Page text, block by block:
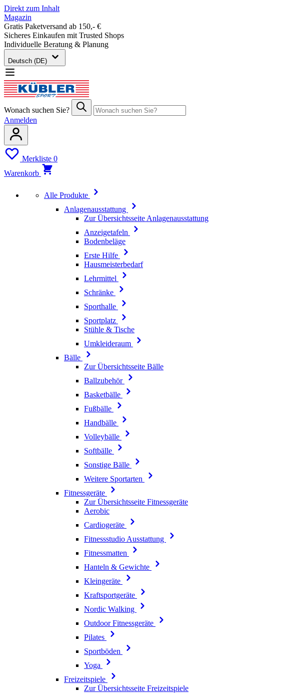
Direkt zum Inhalt
Magazin
Gratis Paketversand ab 150,- €
Sicheres Einkaufen mit Trusted Shops
Individuelle Beratung & Planung
Deutsch (DE)
Wonach suchen Sie?
Anmelden
Merkliste 0
Warenkorb
Alle Produkte
Anlagenausstattung
Zur Übersichtsseite Anlagenausstattung
Anzeigetafeln
Bodenbeläge
Erste Hilfe
Hausmeisterbedarf
Lehrmittel
Schränke
Sporthalle
Sportplatz
Stühle & Tische
Umkleideraum
Bälle
Zur Übersichtsseite Bälle
Ballzubehör
Basketbälle
Fußbälle
Handbälle
Volleybälle
Softbälle
Sonstige Bälle
Weitere Sportarten
Fitnessgeräte
Zur Übersichtsseite Fitnessgeräte
Aerobic
Cardiogeräte
Fitnessstudio Ausstattung
Fitnessmatten
Hanteln & Gewichte
Kleingeräte
Kraftsportgeräte
Nordic Walking
Outdoor Fitnessgeräte
Pilates
Sportböden
Yoga
Freizeitspiele
Zur Übersichtsseite Freizeitspiele